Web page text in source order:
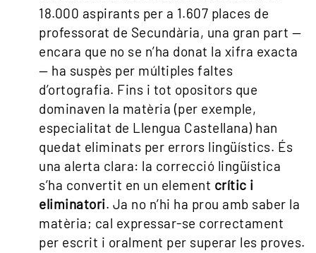
18.000 aspirants per a 1.607 places de
professorat de Secundària, una gran part —
encara que no se n’ha donat la xifra exacta
— ha suspès per múltiples faltes
d’ortografia. Fins i tot opositors que
dominaven la matèria (per exemple,
especialitat de Llengua Castellana) han
quedat eliminats per errors lingüístics. És
una alerta clara: la correcció lingüística
s’ha convertit en un element crític i
eliminatori. Ja no n’hi ha prou amb saber la
matèria; cal expressar-se correctament
per escrit i oralment per superar les proves.